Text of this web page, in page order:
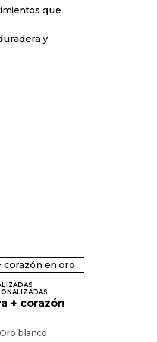
que
y
+ corazón
blanco